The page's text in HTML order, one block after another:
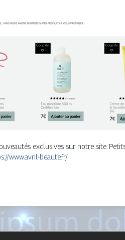
exclusives sur notre site.
www.avril-beaute.fr/